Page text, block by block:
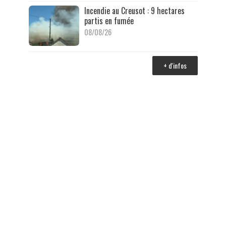
Incendie au Creusot : 9 hectares
partis en fumée
08/08/26
+ d'infos